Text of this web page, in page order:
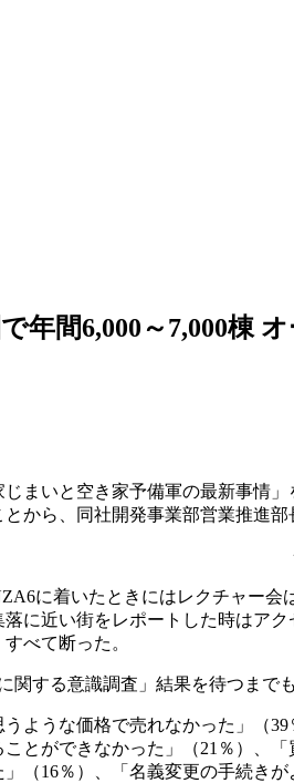
年間6,000～7,000棟
まいと空き家予備軍の最新事情
から、同社開発事業部営業推進
に着いたときにはレクチャー
に近い街をレポートした時はア
べて断った。
する意識調査」結果を待つまで
ような価格で売れなかった」（
とができなかった」（21％）、
（16％）、「名義変更の手続き